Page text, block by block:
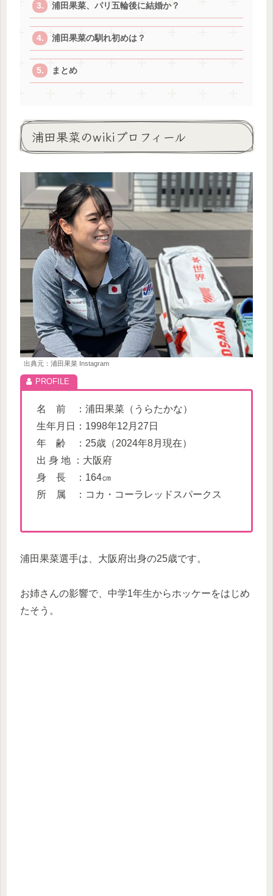
浦田果菜、パリ五輪後に結婚か？
浦田果菜の馴れ初めは？
まとめ
浦田果菜のwikiプロフィール
出典元：浦田果菜 Instagram
名 前 ：浦田果菜（うらたかな）
生年月日：1998年12月27日
年 齢 ：25歳（2024年8月現在）
出 身 地 ：大阪府
身 長 ：164㎝
所 属 ：コカ・コーラレッドスパークス
浦田果菜選手は、大阪府出身の25歳です。
お姉さんの影響で、中学1年生からホッケーをはじめ
たそう。